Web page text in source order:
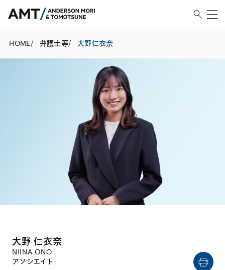
HOME/ 弁護士等/ 大野仁衣奈
大野 仁衣奈
NIINA ONO
アソシエイト